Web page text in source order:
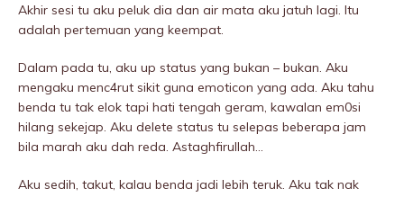
Akhir sesi tu aku peIuk dia dan air mata aku jatuh lagi. Itu
adalah pertemuan yang keempat.
Dalam pada tu, aku up status yang bukan – bukan. Aku
mengaku menc4rut sikit guna emoticon yang ada. Aku tahu
benda tu tak elok tapi hati tengah geram, kawalan em0si
hilang sekejap. Aku delete status tu selepas beberapa jam
bila marah aku dah reda. Astaghfirullah…
Aku sedih, takut, kalau benda jadi lebih teruk. Aku tak nak